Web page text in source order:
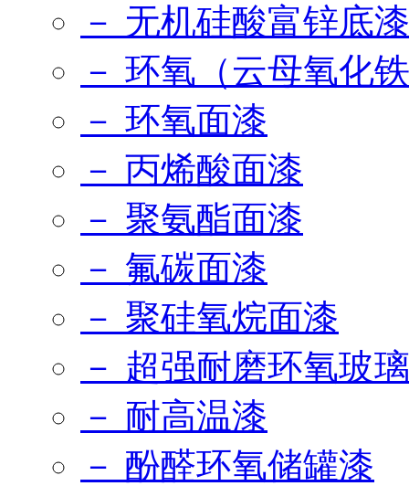
－ 无机硅酸富锌底漆
－ 环氧（云母氧化
－ 环氧面漆
－ 丙烯酸面漆
－ 聚氨酯面漆
－ 氟碳面漆
－ 聚硅氧烷面漆
－ 超强耐磨环氧玻
－ 耐高温漆
－ 酚醛环氧储罐漆